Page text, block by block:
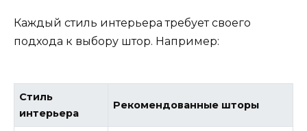
Каждый стиль интерьера требует своего
подхода к выбору штор. Например:
Стиль
интерьера
Рекомендованные шторы